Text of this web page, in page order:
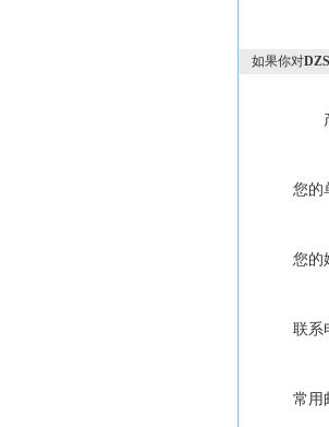
如果你对
您的
您的
联系
常用